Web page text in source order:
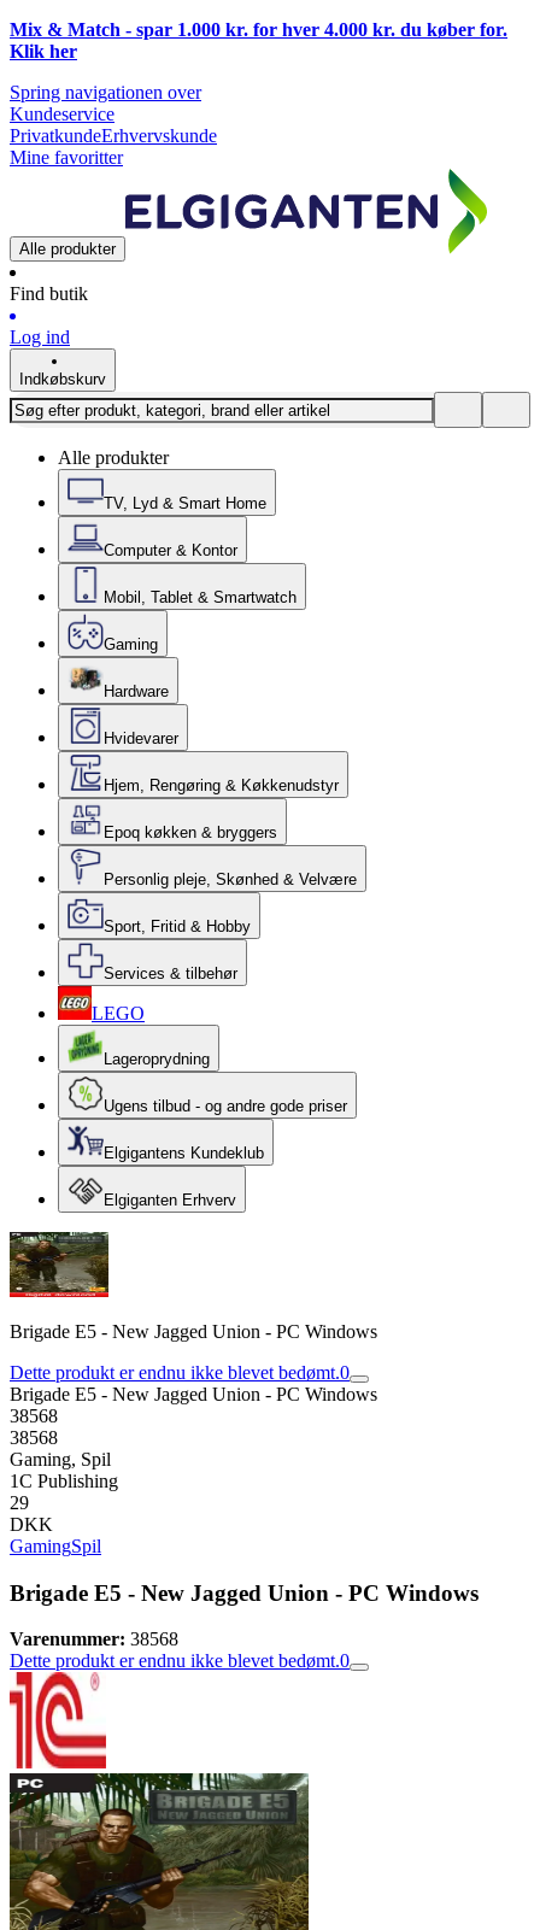
Mix & Match - spar 1.000 kr. for hver 4.000 kr. du køber for.
Klik her
Spring navigationen over
Kundeservice
PrivatkundeErhvervskunde
Mine favoritter
Alle produkter
Find butik
Log ind
Indkøbskurv
Alle produkter
TV, Lyd & Smart Home
Computer & Kontor
Mobil, Tablet & Smartwatch
Gaming
Hardware
Hvidevarer
Hjem, Rengøring & Køkkenudstyr
Epoq køkken & bryggers
Personlig pleje, Skønhed & Velvære
Sport, Fritid & Hobby
Services & tilbehør
LEGO
Lageroprydning
Ugens tilbud - og andre gode priser
Elgigantens Kundeklub
Elgiganten Erhverv
Brigade E5 - New Jagged Union - PC Windows
Dette produkt er endnu ikke blevet bedømt.0
Brigade E5 - New Jagged Union - PC Windows
38568
38568
Gaming, Spil
1C Publishing
29
DKK
GamingSpil
Brigade E5 - New Jagged Union - PC Windows
Varenummer: 38568
Dette produkt er endnu ikke blevet bedømt.0